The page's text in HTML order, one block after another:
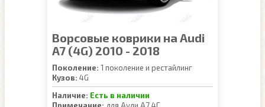
Ворсовые коврики на Audi
A7 (4G) 2010 - 2018
Поколение: 1 поколение и рестайлинг
Кузов: 4G
Наличие: Есть в наличии